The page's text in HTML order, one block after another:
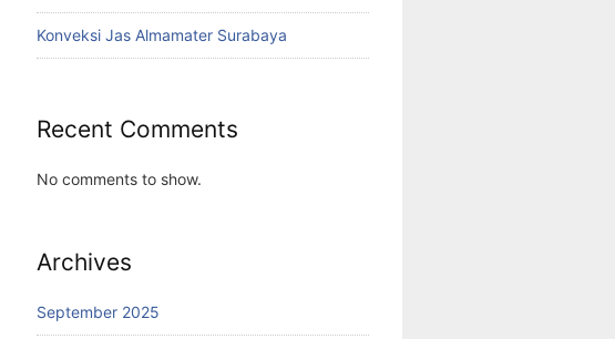
Konveksi Jas Almamater Surabaya
Recent Comments
No comments to show.
Archives
September 2025